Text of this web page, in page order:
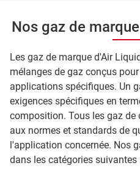
Nos gaz de
Les gaz de marque d'Air
mélanges de gaz conçus
applications spécifiques. Un
exigences spécifiques en
composition. Tous les gaz de
aux normes et standards de
l'application concernée. Nos
dans les catégories suivantes